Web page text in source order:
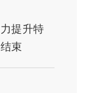
提升特
束